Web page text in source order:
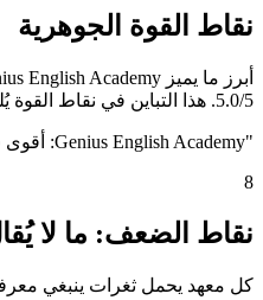
نقاط القوة الجوهرية
5.0/5. هذا التباين في نقاط القوة يُلمح إلى أن الاختيار بينهما ليس قراراً عاماً بل قراراً شخصياً يعتمد على ما يُعلي الطالب من أولويات.
"Genius English Academy: أقوى في الجانب الأكاديمي · I.Breeze International Language Center: أقوى في برنامج الآيلتس
8
نقاط الضعف: ما لا